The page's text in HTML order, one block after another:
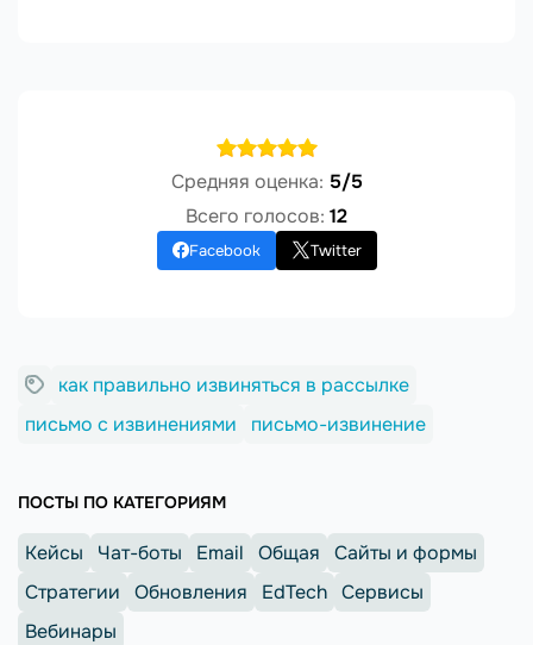
Средняя оценка: 5/5
Всего голосов: 12
Facebook Twitter
как правильно извиняться в рассылке
письмо с извинениями
письмо-извинение
ПОСТЫ ПО КАТЕГОРИЯМ
Кейсы Чат-боты Email Общая
Сайты и формы
Стратегии
Обновления EdTech Сервисы
Вебинары